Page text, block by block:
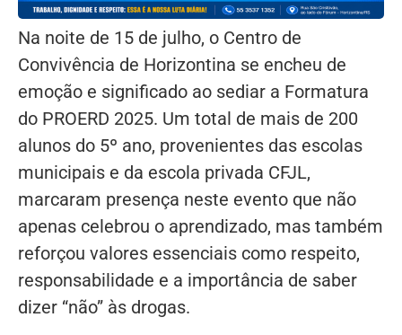
Na noite de 15 de julho, o Centro de
Convivência de Horizontina se encheu de
emoção e significado ao sediar a Formatura
do PROERD 2025. Um total de mais de 200
alunos do 5º ano, provenientes das escolas
municipais e da escola privada CFJL,
marcaram presença neste evento que não
apenas celebrou o aprendizado, mas também
reforçou valores essenciais como respeito,
responsabilidade e a importância de saber
dizer “não” às drogas.